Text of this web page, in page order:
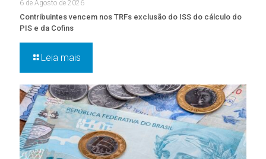
6 de Agosto de 2026
Contribuintes vencem nos TRFs exclusão do ISS do cálculo do
PIS e da Cofins
Leia mais